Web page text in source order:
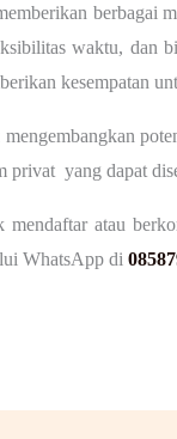
berbagai
waktu, dan
kesempatan
privat yang dapat
atau
WhatsApp di